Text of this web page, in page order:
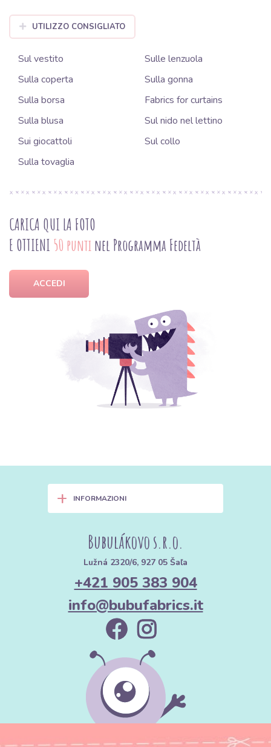
UTILIZZO CONSIGLIATO
Sul vestito
Sulle lenzuola
Sulla coperta
Sulla gonna
Sulla borsa
Fabrics for curtains
Sulla blusa
Sul nido nel lettino
Sui giocattoli
Sul collo
Sulla tovaglia
CARICA QUI LA FOTO
E OTTIENI 50 punti nel Programma Fedeltà
ACCEDI
+ INFORMAZIONI
Bubulákovo s.r.o.
Lužná 2320/6, 927 05 Šaľa
+421 905 383 904
info@bubufabrics.it